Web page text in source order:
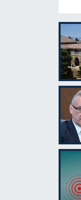
TATLISU
TEKNOLOJİ
TİCARET